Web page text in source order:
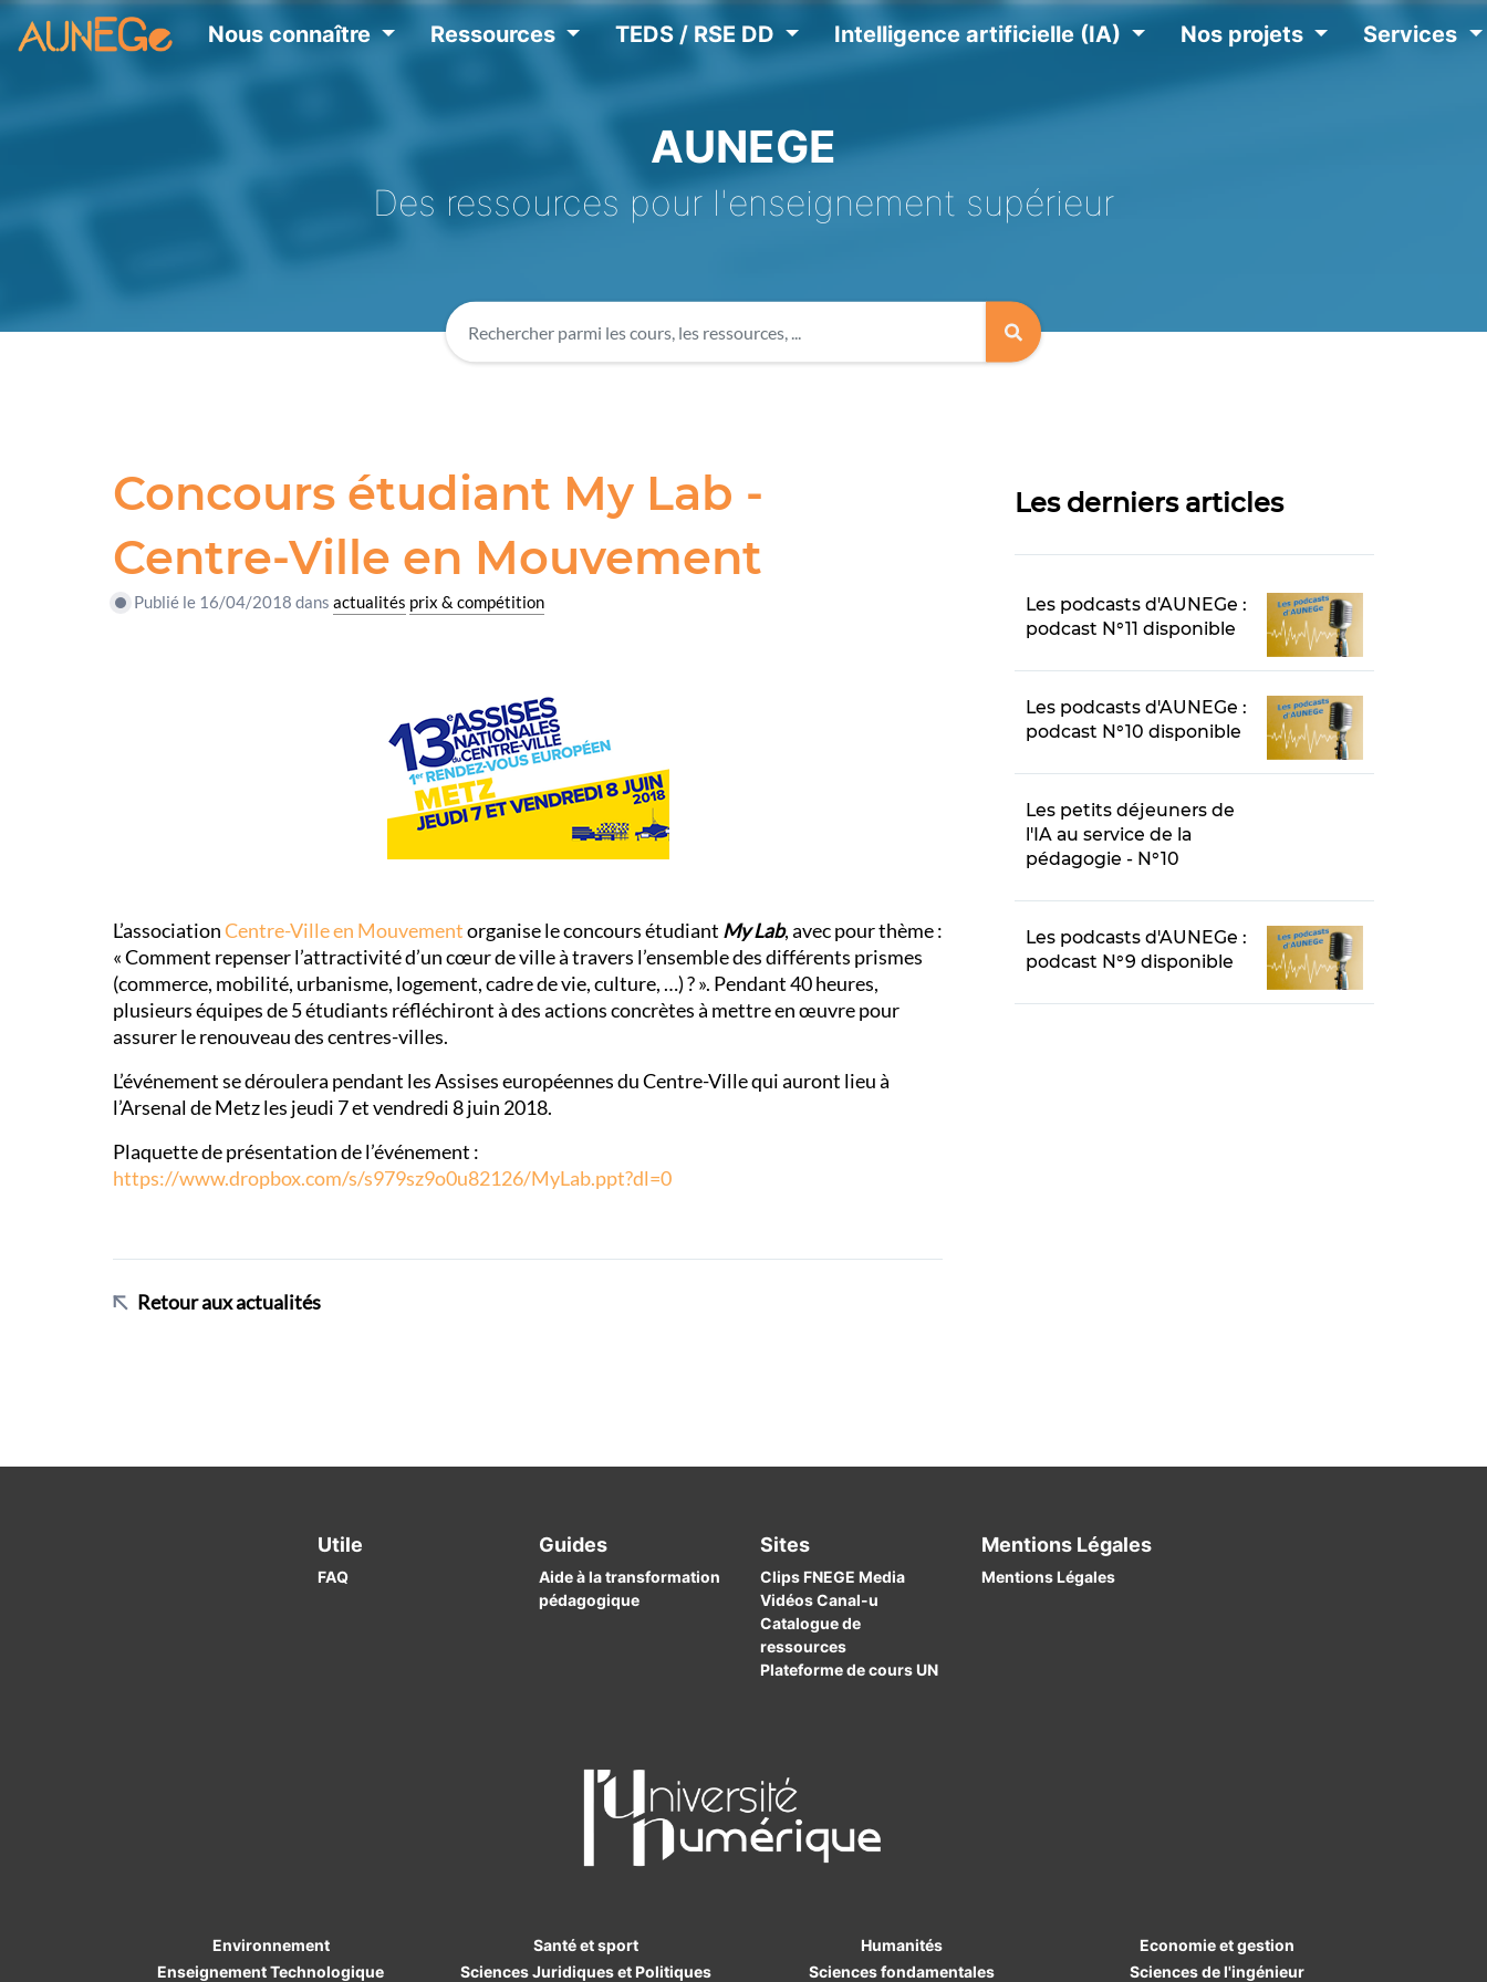
Nous connaître Ressources TEDS / RSE DD Intelligence artificielle (IA) Nos projets Services
AUNEGE
Des ressources pour l'enseignement supérieur
Concours étudiant My Lab -
Centre-Ville en Mouvement
Publié le 16/04/2018 dans actualités prix & compétition
L’associationCentre-Ville en Mouvementorganise le concours étudiant My Lab, avec pour thème :
« Comment repenser l’attractivité d’un cœur de ville à travers l’ensemble des différents prismes
(commerce, mobilité, urbanisme, logement, cadre de vie, culture, …) ? ». Pendant 40 heures,
plusieurs équipes de 5 étudiants réfléchiront à des actions concrètes à mettre en œuvre pour
assurer le renouveau des centres-villes.
L’événement se déroulera pendant les Assises européennes du Centre-Ville qui auront lieu à
l’Arsenal de Metz les jeudi 7 et vendredi 8 juin 2018.
Plaquette de présentation de l’événement :
https://www.dropbox.com/s/s979sz9o0u82126/MyLab.ppt?dl=0
Les derniers articles
Les podcasts d'AUNEGe :
podcast N°11 disponible
Les podcasts d'AUNEGe :
podcast N°10 disponible
Les petits déjeuners de
l'IA au service de la
pédagogie - N°10
Les podcasts d'AUNEGe :
podcast N°9 disponible
Retour aux actualités
Utile
FAQ
Guides
Aide à la transformation
pédagogique
Sites
Clips FNEGE Media
Vidéos Canal-u
Catalogue de
ressources
Plateforme de cours UN
Mentions Légales
Mentions Légales
Environnement
Enseignement Technologique
Santé et sport
Sciences Juridiques et Politiques
Humanités
Sciences fondamentales
Economie et gestion
Sciences de l'ingénieur